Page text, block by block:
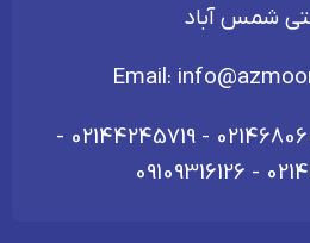
شمس آباد
Email:
-
02144245719
-
-
09109316126